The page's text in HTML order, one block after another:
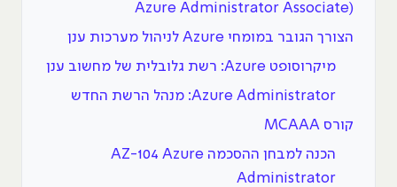
Azure Administrator Associate)
הצורך הגובר במומחי Azure לניהול מערכות ענן
מיקרוסופט Azure: רשת גלובלית של מחשוב ענן
Azure Administrator: מנהל הרשת החדש
קורס MCAAA
הכנה למבחן ההסכמה AZ-104 Azure
Administrator